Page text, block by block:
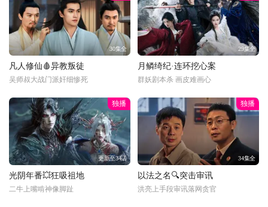
30集全
凡人修仙🩸异教叛徒
吴师叔大战门派奸细惨死
29集全
月鳞绮纪·连环挖心案
群妖剧本杀 画皮难画心
独播
更新至34话
光阴年番💥狂吸祖地
二牛上嘴啃神像脚趾
独播
34集全
以法之名🔍突击审讯
洪亮上手段审讯落网贪官